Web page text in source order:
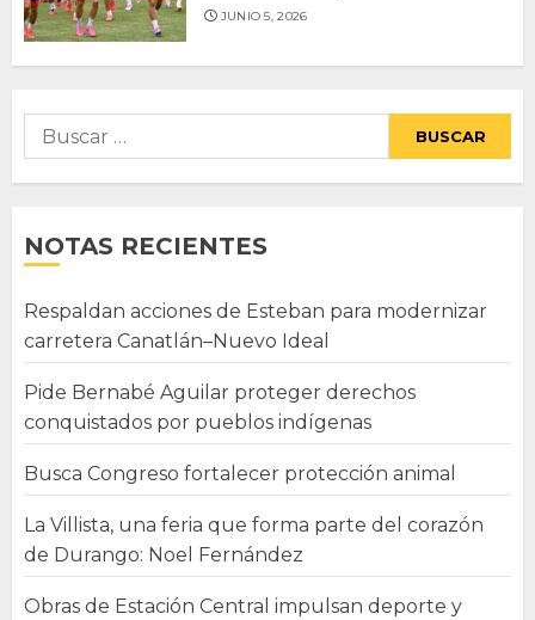
JUNIO 5, 2026
Buscar:
NOTAS RECIENTES
Respaldan acciones de Esteban para modernizar
carretera Canatlán–Nuevo Ideal
Pide Bernabé Aguilar proteger derechos
conquistados por pueblos indígenas
Busca Congreso fortalecer protección animal
La Villista, una feria que forma parte del corazón
de Durango: Noel Fernández
Obras de Estación Central impulsan deporte y